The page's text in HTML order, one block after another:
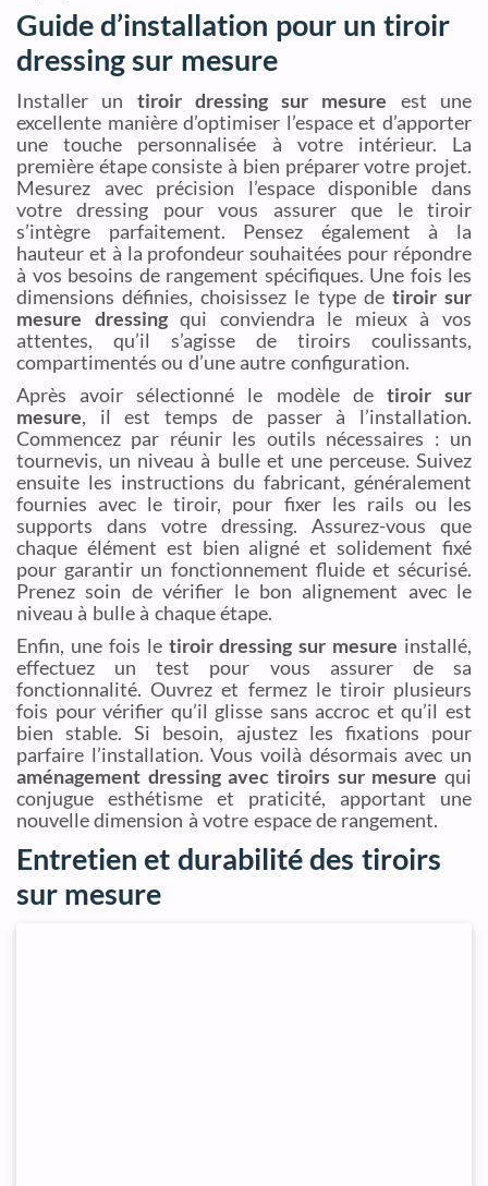
Guide d’installation pour un tiroir
dressing sur mesure
Installer un tiroir dressing sur mesure est une
excellente manière d’optimiser l’espace et d’apporter
une touche personnalisée à votre intérieur. La
première étape consiste à bien préparer votre projet.
Mesurez avec précision l’espace disponible dans
votre dressing pour vous assurer que le tiroir
s’intègre parfaitement. Pensez également à la
hauteur et à la profondeur souhaitées pour répondre
à vos besoins de rangement spécifiques. Une fois les
dimensions définies, choisissez le type de tiroir sur
mesure dressingqui conviendra le mieux à vos
attentes, qu’il s’agisse de tiroirs coulissants,
compartimentés ou d’une autre configuration.
Après avoir sélectionné le modèle de tiroir sur
mesure, il est temps de passer à l’installation.
Commencez par réunir les outils nécessaires : un
tournevis, un niveau à bulle et une perceuse. Suivez
ensuite les instructions du fabricant, généralement
fournies avec le tiroir, pour fixer les rails ou les
supports dans votre dressing. Assurez-vous que
chaque élément est bien aligné et solidement fixé
pour garantir un fonctionnement fluide et sécurisé.
Prenez soin de vérifier le bon alignement avec le
niveau à bulle à chaque étape.
Enfin, une fois le tiroir dressing sur mesure installé,
effectuez un test pour vous assurer de sa
fonctionnalité. Ouvrez et fermez le tiroir plusieurs
fois pour vérifier qu’il glisse sans accroc et qu’il est
bien stable. Si besoin, ajustez les fixations pour
parfaire l’installation. Vous voilà désormais avec un
aménagement dressing avec tiroirs sur mesure qui
conjugue esthétisme et praticité, apportant une
nouvelle dimension à votre espace de rangement.
Entretien et durabilité des tiroirs
sur mesure